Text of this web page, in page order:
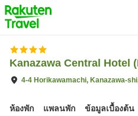
to
top
page
Kanazawa Central Hotel
4-4 Horikawamachi, Kanazawa-
ห้องพัก แพลนพัก ข้อมูลเบื้องต้น